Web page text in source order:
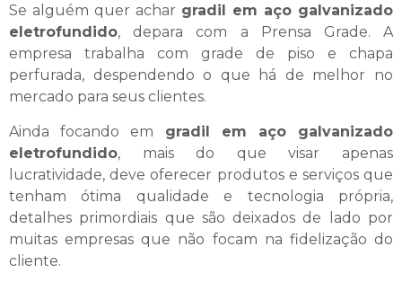
Se alguém quer achar gradil em aço galvanizado
eletrofundido, depara com a Prensa Grade. A
empresa trabalha com grade de piso e chapa
perfurada, despendendo o que há de melhor no
mercado para seus clientes.
Ainda focando em gradil em aço galvanizado
eletrofundido, mais do que visar apenas
lucratividade, deve oferecer produtos e serviços que
tenham ótima qualidade e tecnologia própria,
detalhes primordiais que são deixados de lado por
muitas empresas que não focam na fidelização do
cliente.